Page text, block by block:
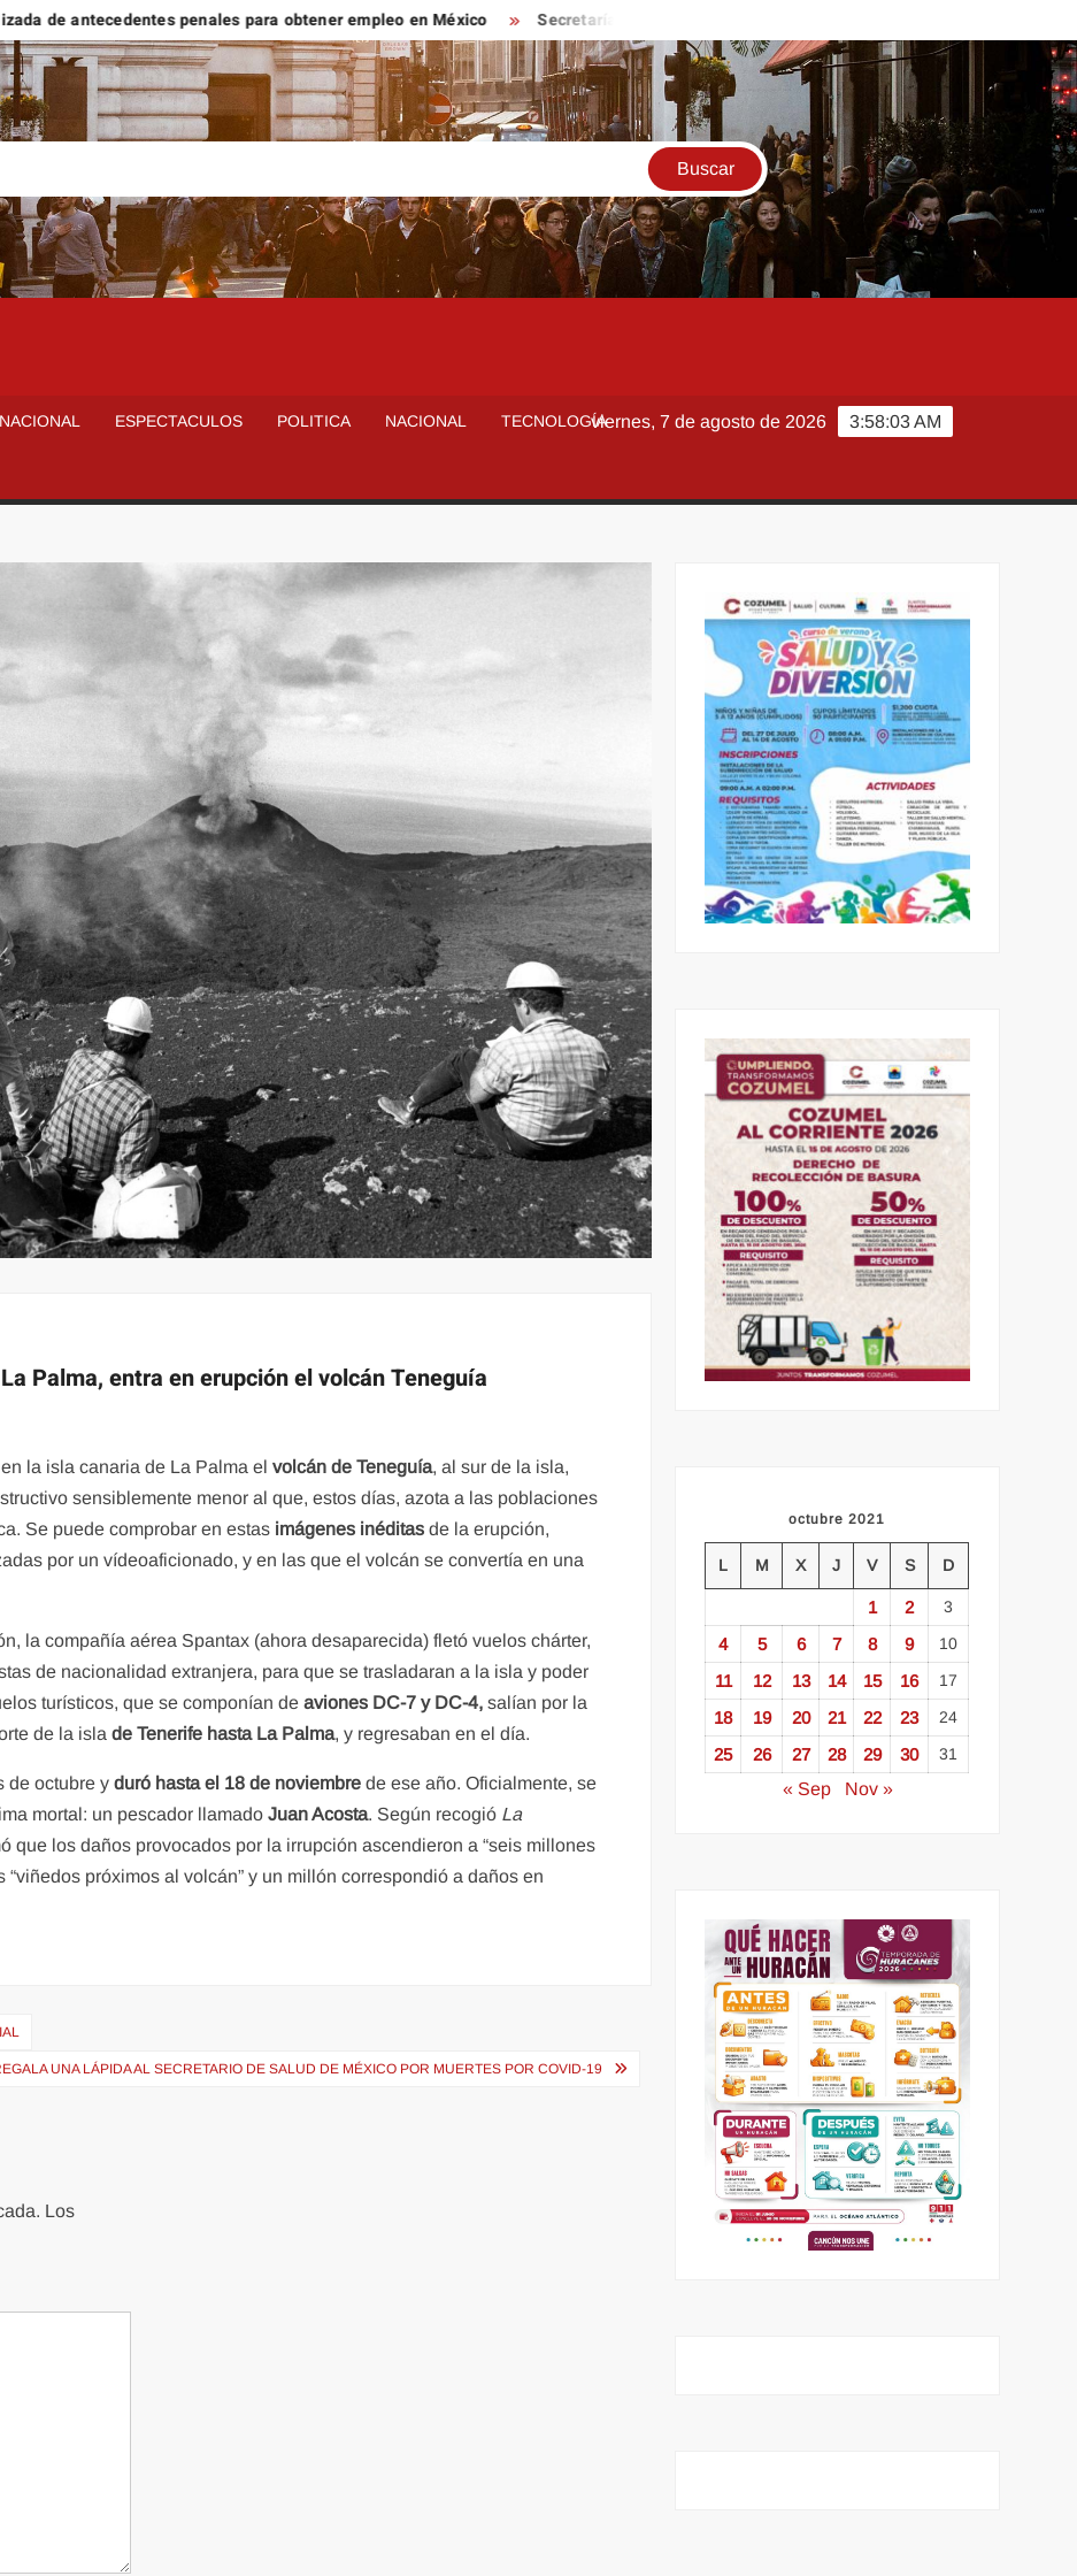
penales para obtener empleo en México Secretaría de Salud descarta brote activo de ciclosporiasis en México y pide
ESPECTACULOS POLITICA NACIONAL TECNOLOGÍA 3:58:04 AM
viernes, 7 de agosto de 2026
Palma, entra en erupción el volcán Teneguía
la isla canaria de La Palma el volcán de Teneguía, al sur de la isla,
sensiblemente menor al que, estos días, azota a las poblaciones
Se puede comprobar en estas imágenes inéditas de la erupción,
por un vídeoaficionado, y en las que el volcán se convertía en una
la compañía aérea Spantax (ahora desaparecida) fletó vuelos chárter,
de nacionalidad extranjera, para que se trasladaran a la isla y poder
turísticos, que se componían de aviones DC-7 y DC-4, salían por la
de la islade Tenerife hasta La Palma, y regresaban en el día.
de octubre yduró hasta el 18 de noviembre de ese año. Oficialmente, se
mortal: un pescador llamado Juan Acosta. Según recogió La
que los daños provocados por la irrupción ascendieron a “seis millones
próximos al volcán” y un millón correspondió a daños en
UNA LÁPIDA AL SECRETARIO DE SALUD DE MÉXICO POR MUERTES POR COVID-19
Los
octubre 2021
L M X J V S D
1 2 3
4 5 6 7 8 9 10
11 12 13 14 15 16 17
18 19 20 21 22 23 24
25 26 27 28 29 30 31
« Sep Nov »